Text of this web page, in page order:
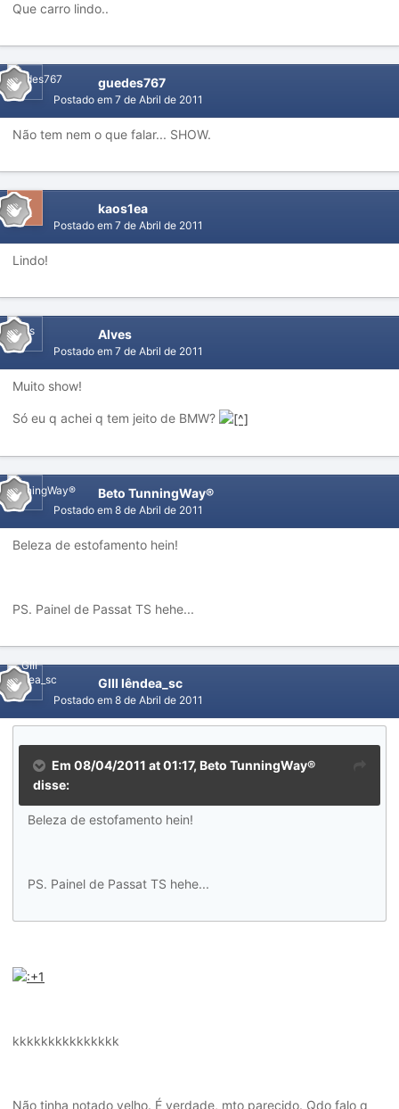
Que carro lindo..
guedes767
Postado em 7 de Abril de 2011
Não tem nem o que falar... SHOW.
kaos1ea
Postado em 7 de Abril de 2011
Lindo!
Alves
Postado em 7 de Abril de 2011
Muito show!
Só eu q achei q tem jeito de BMW?
Beto TunningWay®
Postado em 8 de Abril de 2011
Beleza de estofamento hein!
PS. Painel de Passat TS hehe...
GIII lêndea_sc
Postado em 8 de Abril de 2011
Em 08/04/2011 at 01:17, Beto TunningWay®
disse:
Beleza de estofamento hein!
PS. Painel de Passat TS hehe...
kkkkkkkkkkkkkkk
Não tinha notado velho. É verdade, mto parecido. Qdo falo q